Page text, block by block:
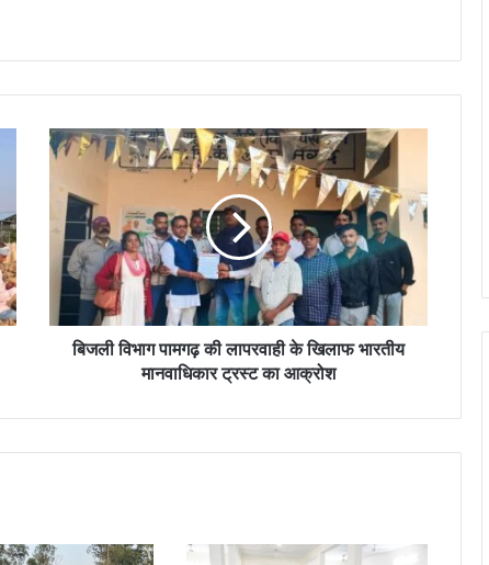
बि
ज
ली
भा
ग
प
ला
बिजली विभाग पामगढ़ की लापरवाही के खिलाफ भारतीय
मानवाधिकार ट्रस्ट का आक्रोश